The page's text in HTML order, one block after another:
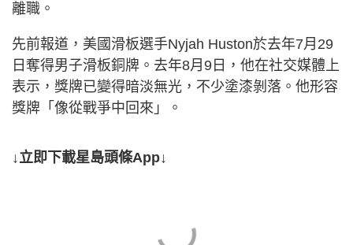
離職。
先前報道，美國滑板選手Nyjah Huston於去年7月29
日奪得男子滑板銅牌。去年8月9日，他在社交媒體上
表示，獎牌已變得暗淡無光，不少塗漆剝落。他形容
獎牌「像從戰爭中回來」。
↓立即下載星島頭條App↓